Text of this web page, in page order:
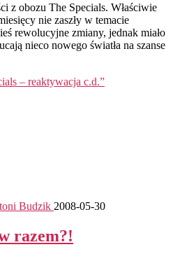
z obozu The Specials. Właściwie
nie zaszły w temacie
rewolucyjne zmiany, jednak miało
nieco nowego światła na szanse
– reaktywacja c.d.”
Budzik 2008-05-30
razem?!